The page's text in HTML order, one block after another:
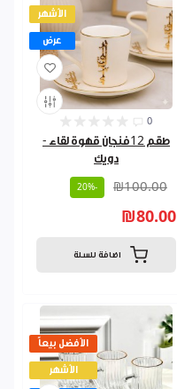
الأشهر
عرض
0
طقم 12فنجان قهوة لقاء -
دويك
₪100.00
-20%
₪80.00
اضافة للسلة
الأفضل بيعاً
الأشهر